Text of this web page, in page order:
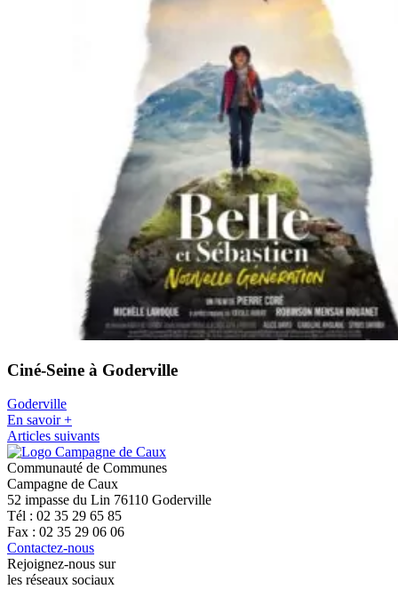
Ciné-Seine à Goderville
Goderville
En savoir +
Articles suivants
Communauté de Communes
Campagne de Caux
52 impasse du Lin 76110 Goderville
Tél : 02 35 29 65 85
Fax : 02 35 29 06 06
Contactez-nous
Rejoignez-nous sur
les réseaux sociaux